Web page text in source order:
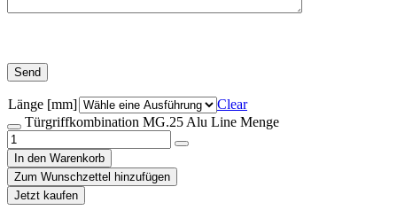
Länge [mm]
Clear
Türgriffkombination MG.25 Alu Line Menge
In den Warenkorb
Zum Wunschzettel hinzufügen
Jetzt kaufen